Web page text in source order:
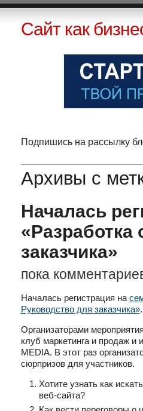
Сайт как
Подпишись на рассылку
Архивы с
Началась
«Разработка
заказчика»
пока
Началась регистрация на
Руководство для заказчика».
Организаторами
клуб маркетинга и продаж и
MEDIA. В этот раз
сюрпризов для участников.
Хотите узнать как
веб-сайта?